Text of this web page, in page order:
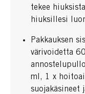
tekee
hiuksillesi
Pakkauksen
värivoidetta
ml, 1 x
suojakäsineet